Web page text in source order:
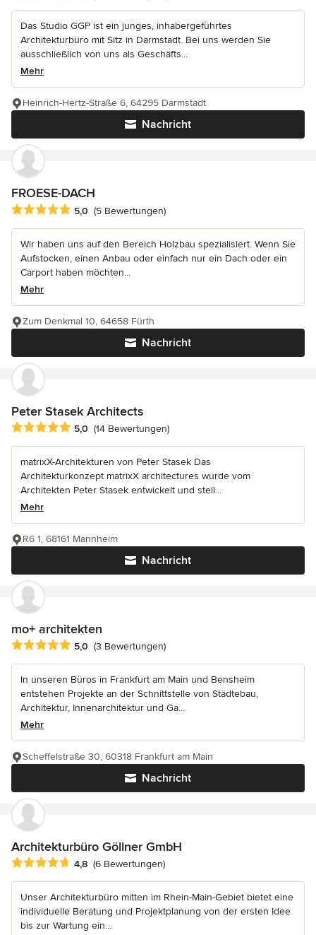
Das Studio GGP ist ein junges, inhabergeführtes
Architekturbüro mit Sitz in Darmstadt. Bei uns werden Sie
ausschließlich von uns als Geschäfts...
Mehr
Nachricht
Heinrich-Hertz-Straße 6, 64295 Darmstadt
FROESE-DACH
Durchschnittliche Bewertung: 5 von 5 Sternen
5,0 (5 Bewertungen)
Wir haben uns auf den Bereich Holzbau spezialisiert. Wenn Sie
Aufstocken, einen Anbau oder einfach nur ein Dach oder ein
Carport haben möchten...
Mehr
Nachricht
Zum Denkmal 10, 64658 Fürth
Peter Stasek Architects
Durchschnittliche Bewertung: 5 von 5 Sternen
5,0 (14 Bewertungen)
matrixX-Architekturen von Peter Stasek Das
Architekturkonzept matrixX architectures wurde vom
Architekten Peter Stasek entwickelt und stell...
Mehr
Nachricht
R6 1, 68161 Mannheim
mo+ architekten
Durchschnittliche Bewertung: 5 von 5 Sternen
5,0 (3 Bewertungen)
In unseren Büros in Frankfurt am Main und Bensheim
entstehen Projekte an der Schnittstelle von Städtebau,
Architektur, Innenarchitektur und Ga...
Mehr
Nachricht
Scheffelstraße 30, 60318 Frankfurt am Main
Architekturbüro Göllner GmbH
Durchschnittliche Bewertung: 4.8 von 5 Sternen
4,8 (6 Bewertungen)
Unser Architekturbüro mitten im Rhein-Main-Gebiet bietet eine
individuelle Beratung und Projektplanung von der ersten Idee
bis zur Wartung ein...